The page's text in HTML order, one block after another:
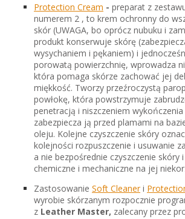
Protection Cream - preparat z
numerem 2 , to krem ochronny do
skór (UWAGA, bo oprócz nubuku i
produkt konserwuje skórę
wysychaniem i pękaniem) i
porowatą powierzchnię, wprowadza
która pomaga skórze zachować jej
miękkość. Tworzy przeźroczystą
powłokę, która powstrzymuje
penetracją i niszczeniem
zabezpiecza ją przed plamami na
oleju. Kolejne czyszczenie skóry
kolejności rozpuszczenie i usuwanie
a nie bezpośrednie czyszczenie skóry i
chemiczne i mechaniczne na jej
Zastosowanie Soft Cleaner i
wyrobie skórzanym rozpocznie
z Leather Master, zalecany przez